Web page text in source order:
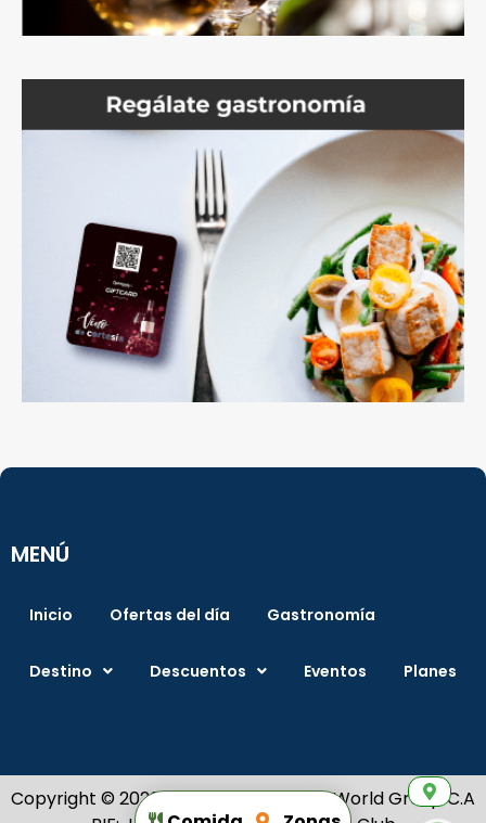
MENÚ
Inicio Ofertas del día Gastronomía
Destino Descuentos Eventos Planes
Copyright © 2026 Creado por Alianza World Group C.A